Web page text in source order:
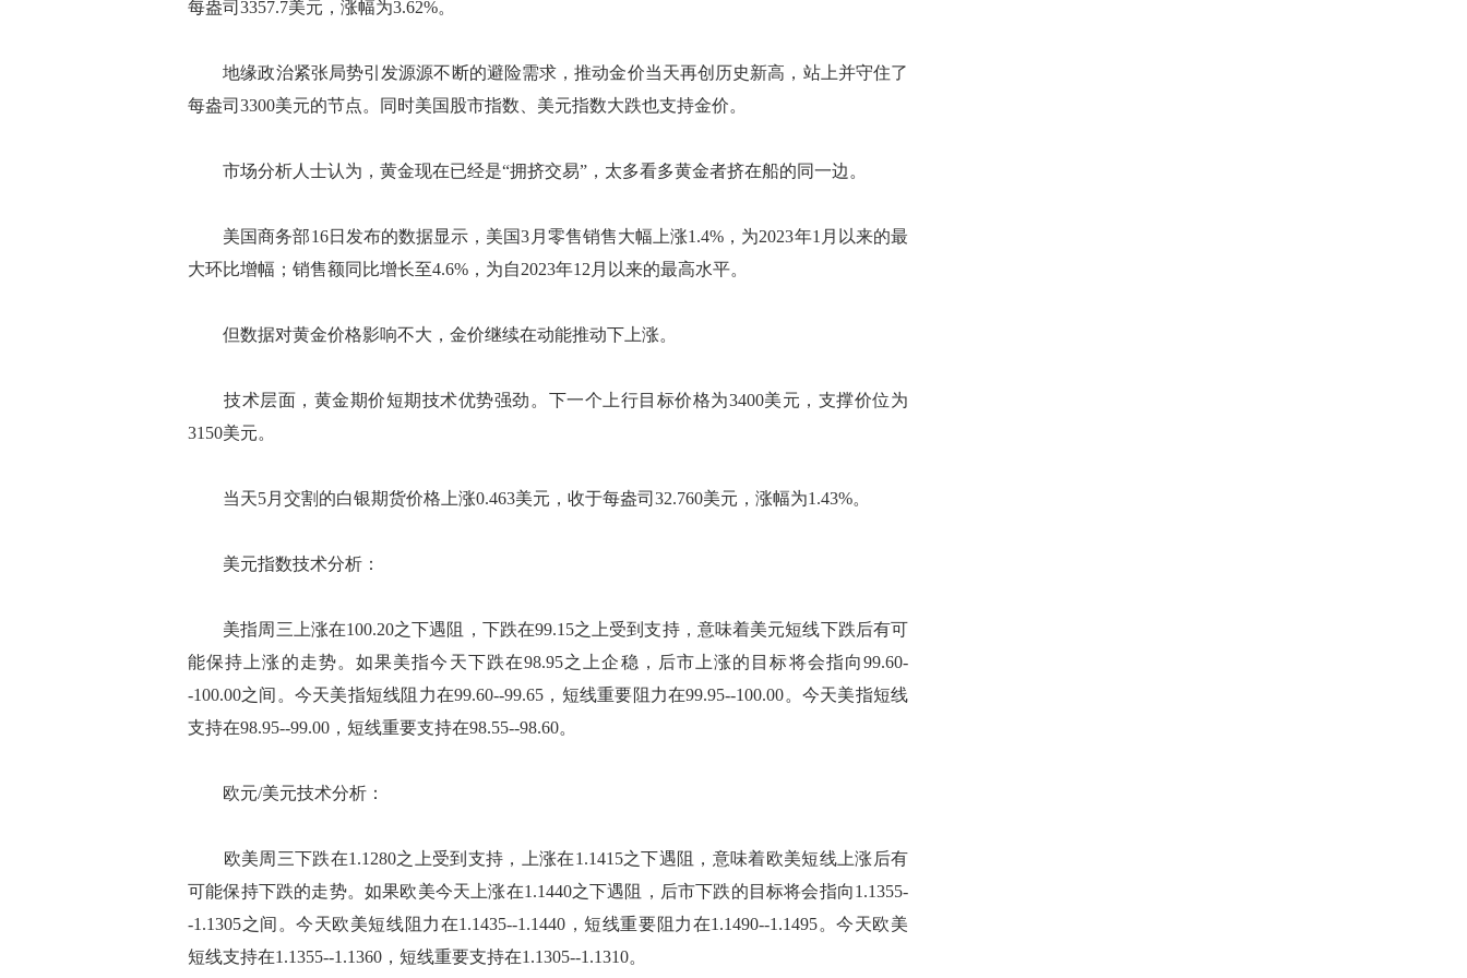
每盎司3357.7美元，涨幅为3.62%。
地缘政治紧张局势引发源源不断的避险需求，推动金价当天再创历史新高，站上并守住了
每盎司3300美元的节点。同时美国股市指数、美元指数大跌也支持金价。
市场分析人士认为，黄金现在已经是“拥挤交易”，太多看多黄金者挤在船的同一边。
美国商务部16日发布的数据显示，美国3月零售销售大幅上涨1.4%，为2023年1月以来的最
大环比增幅；销售额同比增长至4.6%，为自2023年12月以来的最高水平。
但数据对黄金价格影响不大，金价继续在动能推动下上涨。
技术层面，黄金期价短期技术优势强劲。下一个上行目标价格为3400美元，支撑价位为
3150美元。
当天5月交割的白银期货价格上涨0.463美元，收于每盎司32.760美元，涨幅为1.43%。
美元指数技术分析：
美指周三上涨在100.20之下遇阻，下跌在99.15之上受到支持，意味着美元短线下跌后有可
能保持上涨的走势。如果美指今天下跌在98.95之上企稳，后市上涨的目标将会指向99.60-
-100.00之间。今天美指短线阻力在99.60--99.65，短线重要阻力在99.95--100.00。今天美指短线
支持在98.95--99.00，短线重要支持在98.55--98.60。
欧元/美元技术分析：
欧美周三下跌在1.1280之上受到支持，上涨在1.1415之下遇阻，意味着欧美短线上涨后有
可能保持下跌的走势。如果欧美今天上涨在1.1440之下遇阻，后市下跌的目标将会指向1.1355-
-1.1305之间。今天欧美短线阻力在1.1435--1.1440，短线重要阻力在1.1490--1.1495。今天欧美
短线支持在1.1355--1.1360，短线重要支持在1.1305--1.1310。